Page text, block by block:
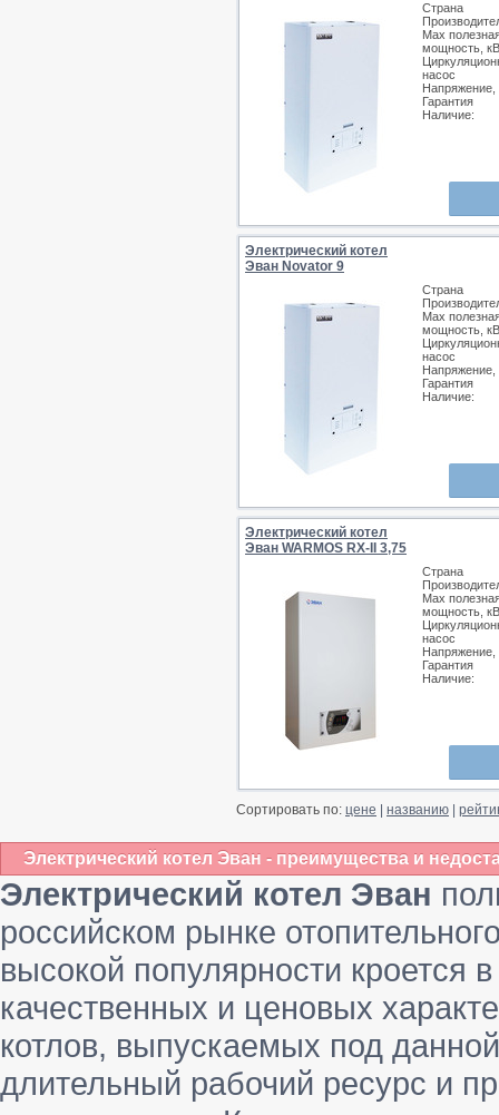
Страна
Max
мощность,
насос
Напряжение,
Гарантия
Наличие:
Электрический котел
Эван Novator 9
Страна
Max
мощность,
насос
Напряжение,
Гарантия
Наличие:
Электрический котел
Эван WARMOS RX-II 3,75
Страна
Max
мощность,
насос
Напряжение,
Гарантия
Наличие:
Сортировать по: цене названию
Электрический котел Эван - преимущества и
Электрический котел Эван
российском рынке
высокой популярности кроется
качественных и ценовых
котлов, выпускаемых под
длительный рабочий ресурс и